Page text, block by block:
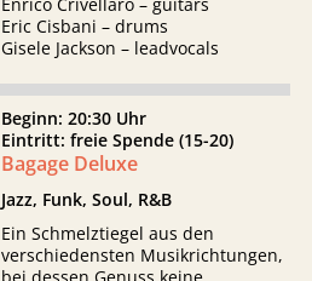
Eric Cisbani – drums
Gisele Jackson – leadvocals
Beginn: 20:30 Uhr
Eintritt: freie Spende (15-20)
Bagage Deluxe
Jazz, Funk, Soul, R&B
Ein Schmelztiegel aus den
verschiedensten Musikrichtungen,